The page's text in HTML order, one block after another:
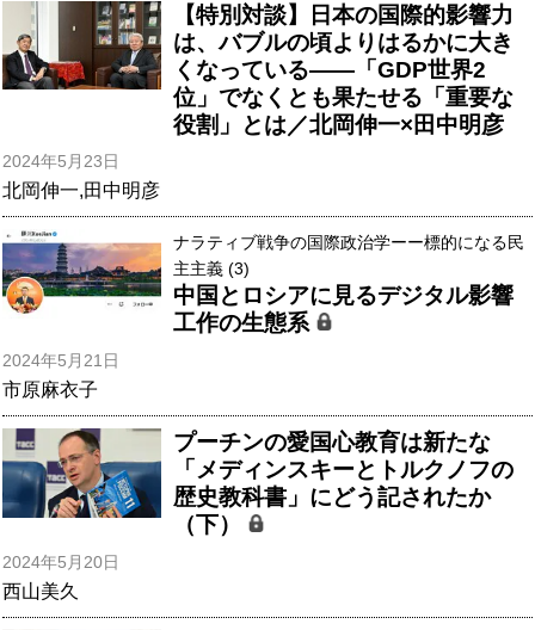
【特別対談】日本の国際的影響力
は、バブルの頃よりはるかに大き
くなっている――「GDP世界2
位」でなくとも果たせる「重要な
役割」とは／北岡伸一×田中明彦
2024年5月23日
北岡伸一,田中明彦
ナラティブ戦争の国際政治学ーー標的になる民
主主義 (3)
中国とロシアに見るデジタル影響
工作の生態系
2024年5月21日
市原麻衣子
プーチンの愛国心教育は新たな
「メディンスキーとトルクノフの
歴史教科書」にどう記されたか
（下）
2024年5月20日
西山美久